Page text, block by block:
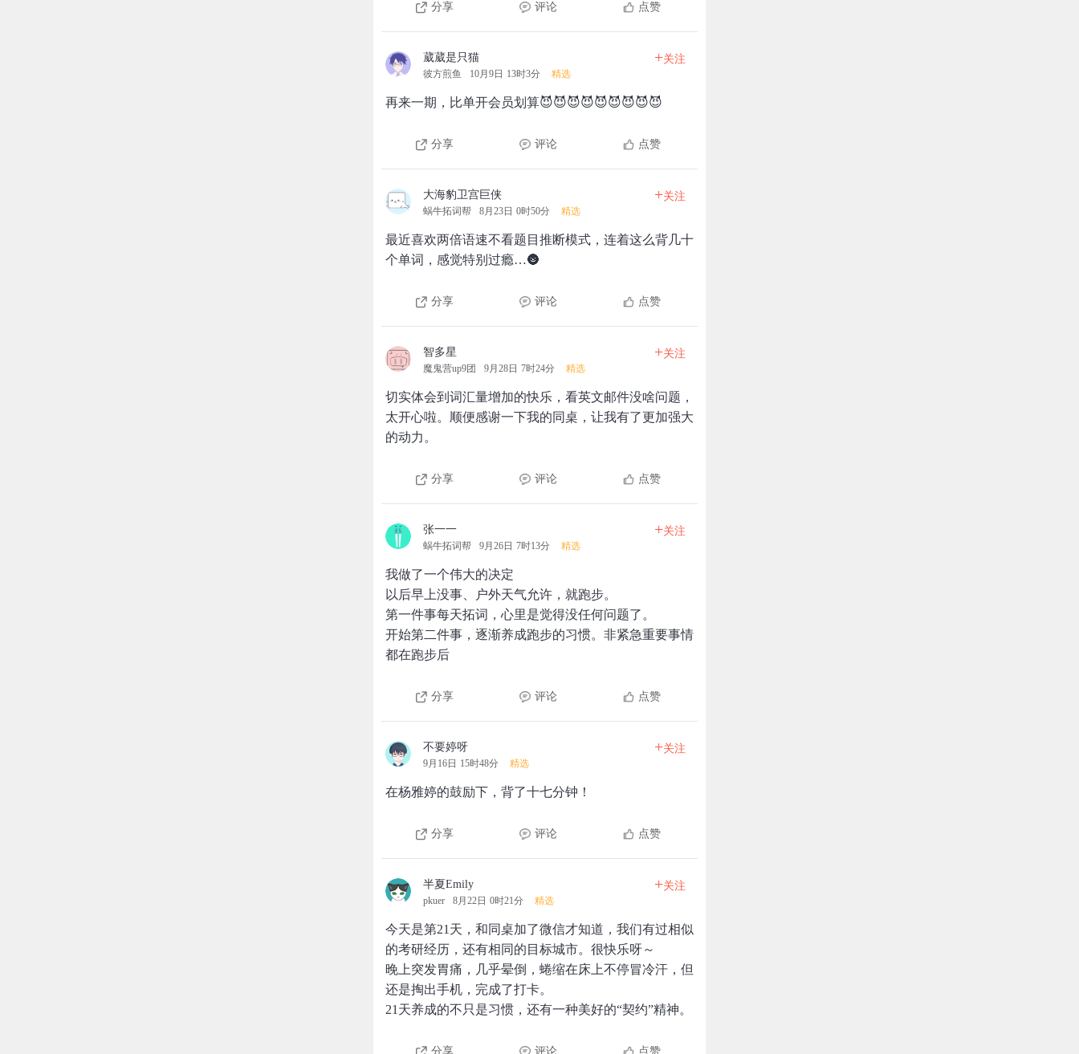
分享 评论 点赞
葳葳是只猫
彼方煎鱼 10月9日 13时3分 精选
+关注
再来一期，比单开会员划算😈😈😈😈😈😈😈😈😈
分享 评论 点赞
大海豹卫宫巨侠
蜗牛拓词帮 8月23日 0时50分 精选
+关注
最近喜欢两倍语速不看题目推断模式，连着这么背几十
个单词，感觉特别过瘾…🌚
分享 评论 点赞
智多星
魔鬼营up9团 9月28日 7时24分 精选
+关注
切实体会到词汇量增加的快乐，看英文邮件没啥问题，
太开心啦。顺便感谢一下我的同桌，让我有了更加强大
的动力。
分享 评论 点赞
张一一
蜗牛拓词帮 9月26日 7时13分 精选
+关注
我做了一个伟大的决定
以后早上没事、户外天气允许，就跑步。
第一件事每天拓词，心里是觉得没任何问题了。
开始第二件事，逐渐养成跑步的习惯。非紧急重要事情
都在跑步后
分享 评论 点赞
不要婷呀
9月16日 15时48分 精选
+关注
在杨雅婷的鼓励下，背了十七分钟！
分享 评论 点赞
半夏Emily
pkuer 8月22日 0时21分 精选
+关注
今天是第21天，和同桌加了微信才知道，我们有过相似
的考研经历，还有相同的目标城市。很快乐呀～
晚上突发胃痛，几乎晕倒，蜷缩在床上不停冒冷汗，但
还是掏出手机，完成了打卡。
21天养成的不只是习惯，还有一种美好的“契约”精神。
分享 评论 点赞